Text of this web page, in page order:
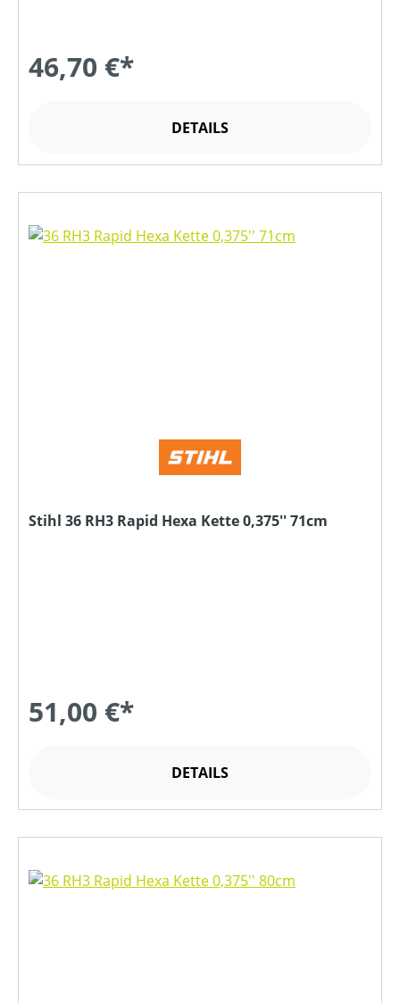
46,70 €*
DETAILS
Stihl 36 RH3 Rapid Hexa Kette 0,375'' 71cm
51,00 €*
DETAILS